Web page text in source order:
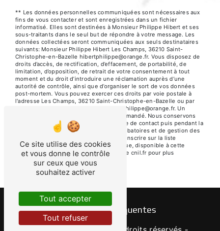
** Les données personnelles communiquées sont nécessaires aux
fins de vous contacter et sont enregistrées dans un fichier
informatisé. Elles sont destinées à Monsieur Philippe Hibert et ses
sous-traitants dans le seul but de répondre à votre message. Les
données collectées seront communiquées aux seuls destinataires
suivants: Monsieur Philippe Hibert Les Champs, 36210 Saint-
Christophe-en-Bazelle hibertphilippe@orange.fr. Vous disposez de
droits d’accès, de rectification, d’effacement, de portabilité, de
limitation, d’opposition, de retrait de votre consentement à tout
moment et du droit d’introduire une réclamation auprès d’une
autorité de contrôle, ainsi que d’organiser le sort de vos données
post-mortem. Vous pouvez exercer ces droits par voie postale à
l'adresse Les Champs, 36210 Saint-Christophe-en-Bazelle ou par
courrier électronique à l'adresse hibertphilippe@orange.fr. Un
justificatif d'identité pourra vous être demandé. Nous conservons
vos données pendant la période de prise de contact puis pendant la
durée de prescription légale aux fins probatoires et de gestion des
contentieux. Vous avez le droit de vous inscrire sur la liste
d'opposition au démarchage téléphonique, disponible à cette
adresse: Bloctel.gouv.fr . Consultez le site cnil.fr pour plus
d’informations sur vos droits.
Recherches fréquentes
Ce site utilise des cookies
et vous donne le contrôle
sur ceux que vous
souhaitez activer
Tout accepter
Tout refuser